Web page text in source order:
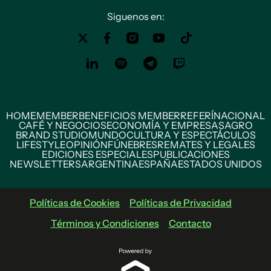
Siguenos en:
HOMEMEMBERBENEFICIOS MEMBERREFERÍNACIONAL
CAFÉ Y NEGOCIOSECONOMÍA Y EMPRESASAGRO
BRAND STUDIOMUNDOCULTURA Y ESPECTÁCULOS
LIFESTYLEOPINIÓNFÚNEBRESREMATES Y LEGALES
EDICIONES ESPECIALESPUBLICACIONES
NEWSLETTERSARGENTINAESPAÑAESTADOS UNIDOS
Políticas de Cookies
Políticas de Privacidad
Términos y Condiciones
Contacto